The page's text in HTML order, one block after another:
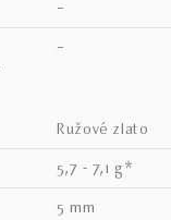
–
–
ružové zlato
5,7 - 7,1 g*
5 mm